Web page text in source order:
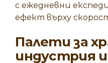
с ежедневни
ефект върху
Палети за
индустрия и